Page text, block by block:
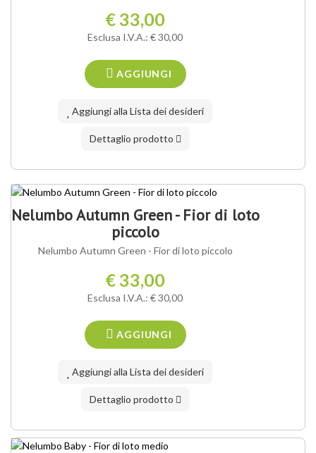
€ 33,00
Esclusa I.V.A.: € 30,00
AGGIUNGI
Aggiungi alla Lista dei desideri
Dettaglio prodotto
Nelumbo Autumn Green - Fior di loto
piccolo
Nelumbo Autumn Green - Fior di loto piccolo
€ 33,00
Esclusa I.V.A.: € 30,00
AGGIUNGI
Aggiungi alla Lista dei desideri
Dettaglio prodotto